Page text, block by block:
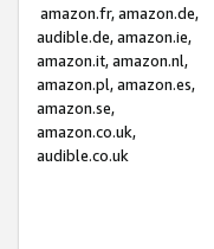
amazon.fr, amazon.de,
audible.de, amazon.ie,
amazon.it, amazon.nl,
amazon.pl, amazon.es,
amazon.se,
amazon.co.uk,
audible.co.uk